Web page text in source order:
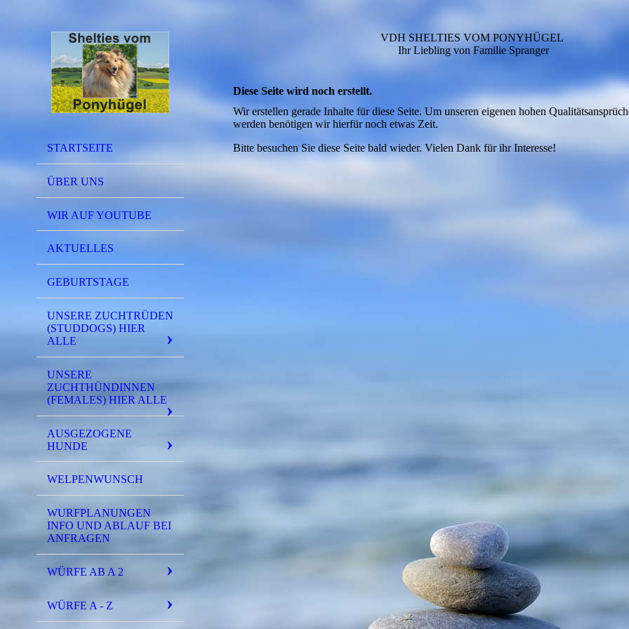
STARTSEITE
ÜBER UNS
WIR AUF YOUTUBE
AKTUELLES
GEBURTSTAGE
UNSERE ZUCHTRÜDEN
(STUDDOGS) HIER
ALLE
UNSERE
ZUCHTHÜNDINNEN
(FEMALES) HIER ALLE
AUSGEZOGENE
HUNDE
WELPENWUNSCH
WURFPLANUNGEN
INFO UND ABLAUF BEI
ANFRAGEN
WÜRFE AB A 2
WÜRFE A - Z
VDH SHELTIES VOM PONYHÜGEL
Ihr Liebling von Familie Spranger
Diese Seite wird noch erstellt.
Wir erstellen gerade Inhalte für diese Seite. Um unseren eigenen hohen
werden benötigen wir hierfür noch etwas Zeit.
Bitte besuchen Sie diese Seite bald wieder. Vielen Dank für ihr Interesse!